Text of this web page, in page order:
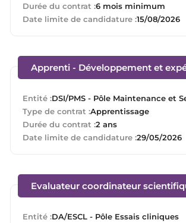
Durée du contrat :6 mois minimum
Date limite de candidature :15/08/2026
Apprenti - Développement et
Entité :DSI/PMS - Pôle Maintenance et
Type de contrat :Apprentissage
Durée du contrat :2 ans
Date limite de candidature :29/05/2026
Evaluateur coordinateur
Entité :DA/ESCL - Pôle Essais cliniques